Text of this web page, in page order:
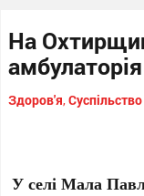
На
амбулаторія
Здоров'я,Суспільство
У селі Мала